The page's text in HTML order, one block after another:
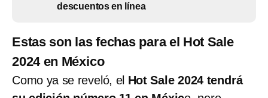
descuentos en línea
Estas son las fechas para el Hot Sale
2024 en México
Como ya se reveló, el Hot Sale 2024 tendrá